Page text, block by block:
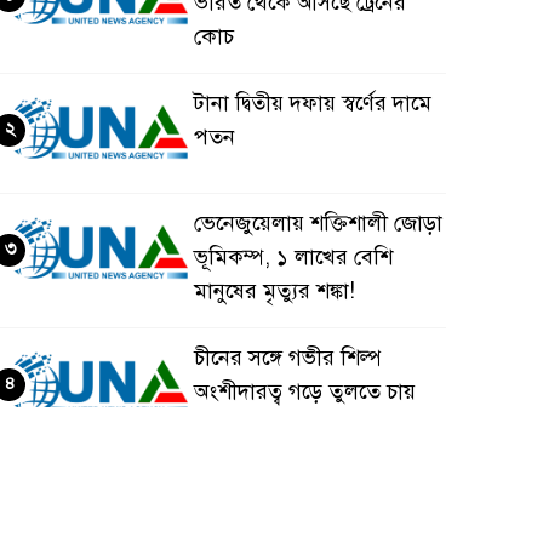
কোচ
টানা দ্বিতীয় দফায় স্বর্ণের দামে
পতন
২
ভেনেজুয়েলায় শক্তিশালী জোড়া
ভূমিকম্প, ১ লাখের বেশি
মানুষের মৃত্যুর শঙ্কা!
৩
চীনের সঙ্গে গভীর শিল্প
অংশীদারত্ব গড়ে তুলতে চায়
৪